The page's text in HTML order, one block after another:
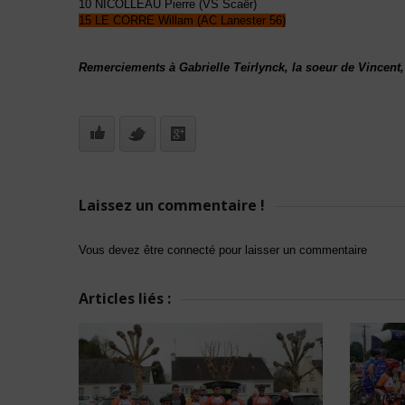
10 NICOLLEAU Pierre (VS Scaër)
15 LE CORRE Willam (AC Lanester 56)
Remerciements à Gabrielle Teirlynck, la soeur de
Laissez un commentaire !
Vous devez être connecté pour laisser un commentaire
Articles liés :